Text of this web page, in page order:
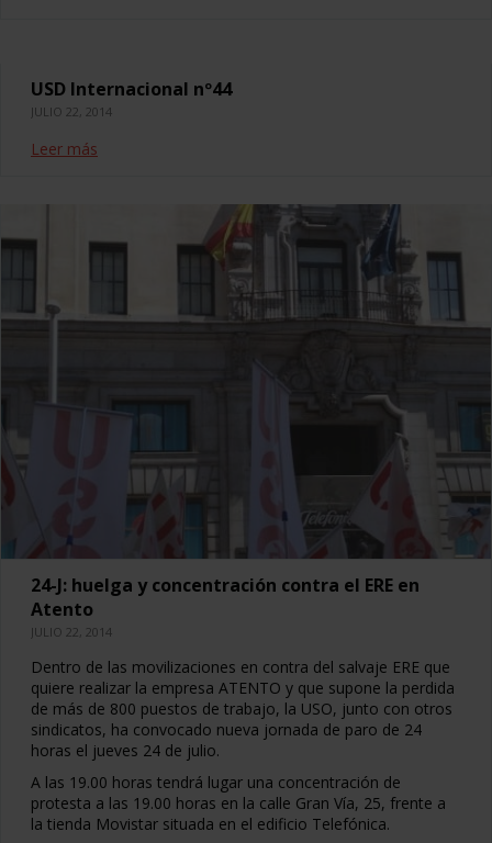
USD Internacional nº44
JULIO 22, 2014
Leer más
24-J: huelga y concentración contra el ERE en
Atento
JULIO 22, 2014
Dentro de las movilizaciones en contra del salvaje ERE que
quiere realizar la empresa ATENTO y que supone la perdida
de más de 800 puestos de trabajo, la USO, junto con otros
sindicatos, ha convocado nueva jornada de paro de 24
horas el jueves 24 de julio.
A las 19.00 horas tendrá lugar una concentración de
protesta a las 19.00 horas en la calle Gran Vía, 25, frente a
la tienda Movistar situada en el edificio Telefónica.